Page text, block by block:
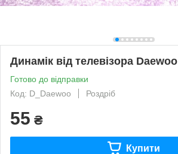
Динамік від телевізора Daewoo
Готово до відправки
Код: D_Daewoo
Роздріб
55 ₴
Купити